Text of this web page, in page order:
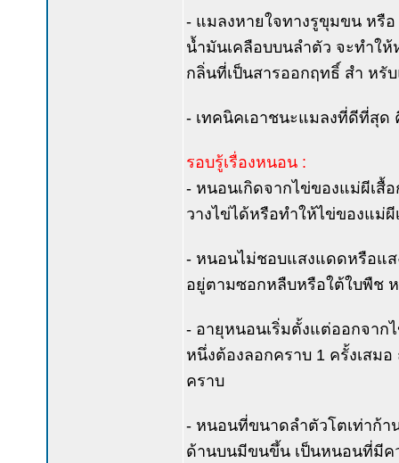
- แมลงหายใจทางรูขุมขน หรือ
น้ำมันเคลือบบนลำตัว จะทำใ
กลิ่นที่เป็นสารออกฤทธิ์ สำ หรั
- เทคนิคเอาชนะแมลงที่ดีที่สุด
รอบรู้เรื่องหนอน :
- หนอนเกิดจากไข่ของแม่ผีเสื้
วางไข่ได้หรือทำให้ไข่ของแม่
- หนอนไม่ชอบแสงแดดหรือแ
อยู่ตามซอกหลืบหรือใต้ใบพืช ห
- อายุหนอนเริ่มตั้งแต่ออกจาก
หนึ่งต้องลอกคราบ 1 ครั้งเสม
คราบ
- หนอนที่ขนาดลำตัวโตเท่าก้า
ด้านบนมีขนขึ้น เป็นหนอนที่มีค